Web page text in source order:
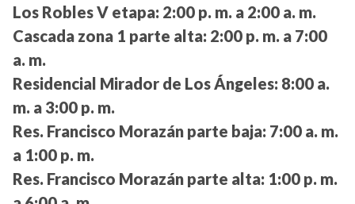
Los Robles V etapa: 2:00 p. m. a 2:00 a. m.
Cascada zona 1 parte alta: 2:00 p. m. a 7:00
a. m.
Residencial Mirador de Los Ángeles: 8:00 a.
m. a 3:00 p. m.
Res. Francisco Morazán parte baja: 7:00 a. m.
a 1:00 p. m.
Res. Francisco Morazán parte alta: 1:00 p. m.